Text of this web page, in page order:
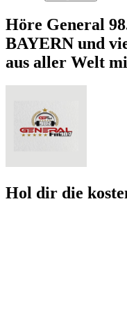
Höre General
BAYERN und
aus aller Welt
Hol dir die